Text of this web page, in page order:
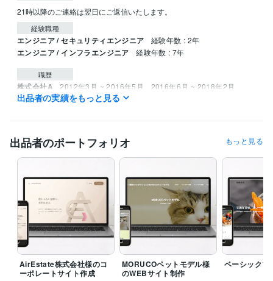
21時以降のご連絡は翌日にご返信いたします。
経験職種
エンジニア / セキュリティエンジニア 経験年数 : 2年
エンジニア / インフラエンジニア 経験年数 : 7年
職歴
株式会社A 2012年3月 ~ 2016年5月 2016年6月 ~ 2018年2月
株式会社B 2019年2月 ~ 2020年2月
受賞歴
メンタル心理カウンセラー 取得年 : 2023年
上級心理カウンセラー
プログラミング言語・フレームワーク
HTML:10年JavaScript:10年CSS:10年Python:5年C#:3年
ビジネス・クリエイティブツール
WordPress:3年 Google Analytics:1年Google Search Console:1年
ChatGPT:1年Affinity Photo:0年AviUtl:2年Affinity Designer:0年
出品者の実績をもっと見る
出品者のポートフォリオ もっと見る
AirEstate株式会社様のコ
ーポレートサイト作成
MORUCOペットモデル様
のWEBサイト制作
ベーシックプ